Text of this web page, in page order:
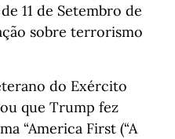
11 de Setembro de
sobre terrorismo
do Exército
que Trump fez
“America First (“A